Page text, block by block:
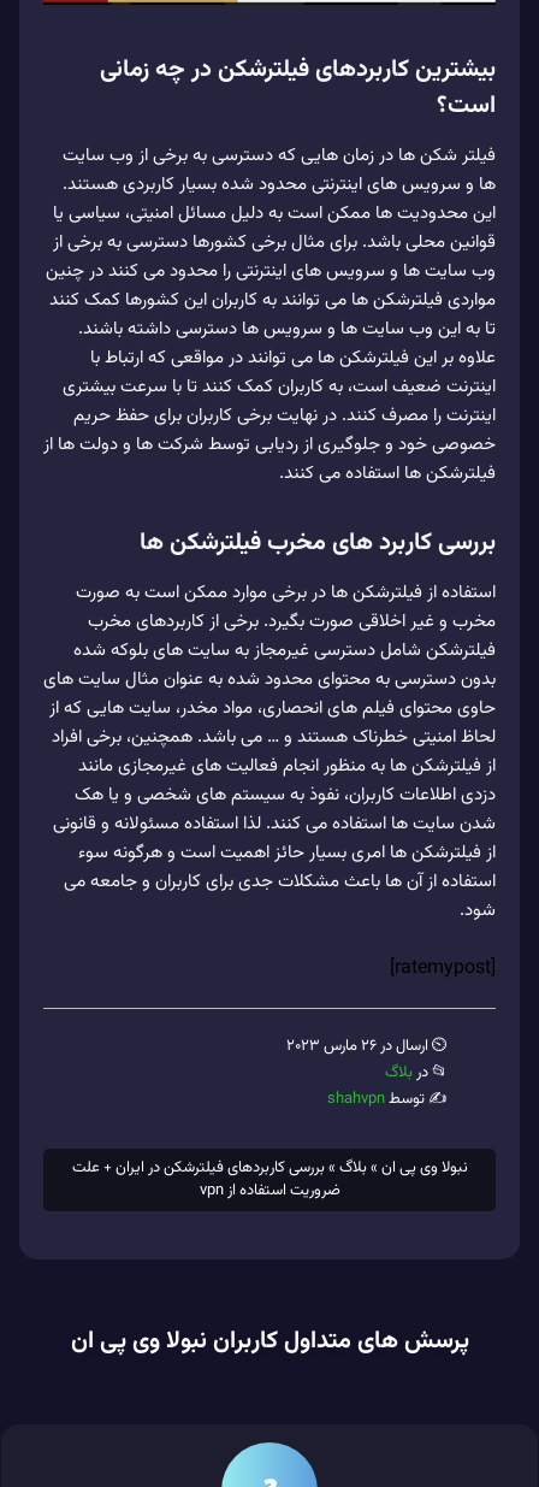
بیشترین کاربردهای فیلترشکن در چه زمانی
است؟
فیلتر شکن‌ ها در زمان‌ هایی که دسترسی به برخی از وب‌ سایت‌
ها و سرویس‌ های اینترنتی محدود شده بسیار کاربردی هستند.
این محدودیت‌ ها ممکن است به دلیل مسائل امنیتی، سیاسی یا
قوانین محلی باشد. برای مثال برخی کشورها دسترسی به برخی از
وب‌ سایت‌ ها و سرویس‌ های اینترنتی را محدود می‌ کنند در چنین
مواردی فیلترشکن‌ ها می‌ توانند به کاربران این کشورها کمک کنند
تا به این وب‌ سایت‌ ها و سرویس‌ ها دسترسی داشته باشند.
علاوه بر این فیلترشکن‌ ها می‌ توانند در مواقعی که ارتباط با
اینترنت ضعیف است، به کاربران کمک کنند تا با سرعت بیشتری
اینترنت را مصرف کنند. در نهایت برخی کاربران برای حفظ حریم
خصوصی خود و جلوگیری از ردیابی توسط شرکت‌ ها و دولت‌ ها از
فیلترشکن‌ ها استفاده می‌ کنند.
بررسی کاربرد های مخرب فیلترشکن ها
استفاده از فیلترشکن ها در برخی موارد ممکن است به صورت
مخرب و غیر اخلاقی صورت بگیرد. برخی از کاربردهای مخرب
فیلترشکن شامل دسترسی غیرمجاز به سایت‌ های بلوکه شده
بدون دسترسی به محتوای محدود شده به عنوان مثال سایت‌ های
حاوی محتوای فیلم‌ های انحصاری، مواد مخدر، سایت‌ هایی که از
لحاظ امنیتی خطرناک هستند و … می‌ باشد. همچنین، برخی افراد
از فیلترشکن‌ ها به منظور انجام فعالیت‌ های غیرمجازی مانند
دزدی اطلاعات کاربران، نفوذ به سیستم‌ های شخصی و یا هک
شدن سایت‌ ها استفاده می‌ کنند. لذا استفاده مسئولانه و قانونی
از فیلترشکن‌ ها امری بسیار حائز اهمیت است و هرگونه سوء
استفاده از آن‌ ها باعث مشکلات جدی برای کاربران و جامعه می‌
شود.
[ratemypost]
⏲ ارسال در 26 مارس 2023
📂 در بلاگ
✍️ توسطshahvpn
نبولا وی پی ان »بلاگ »بررسی کاربردهای فیلترشکن در ایران + علت
ضروریت استفاده از vpn
پرسش های متداول کاربران نبولا وی پی ان